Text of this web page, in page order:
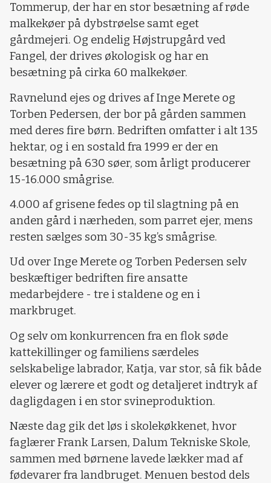
Tommerup, der har en stor besætning af røde
malkekøer på dybstrøelse samt eget
gårdmejeri. Og endelig Højstrupgård ved
Fangel, der drives økologisk og har en
besætning på cirka 60 malkekøer.
Ravnelund ejes og drives af Inge Merete og
Torben Pedersen, der bor på gården sammen
med deres fire børn. Bedriften omfatter i alt 135
hektar, og i en sostald fra 1999 er der en
besætning på 630 søer, som årligt producerer
15-16.000 smågrise.
4.000 af grisene fedes op til slagtning på en
anden gård i nærheden, som parret ejer, mens
resten sælges som 30-35 kg’s smågrise.
Ud over Inge Merete og Torben Pedersen selv
beskæftiger bedriften fire ansatte
medarbejdere - tre i staldene og en i
markbruget.
Og selv om konkurrencen fra en flok søde
kattekillinger og familiens særdeles
selskabelige labrador, Katja, var stor, så fik både
elever og lærere et godt og detaljeret indtryk af
dagligdagen i en stor svineproduktion.
Næste dag gik det løs i skolekøkkenet, hvor
faglærer Frank Larsen, Dalum Tekniske Skole,
sammen med børnene lavede lækker mad af
fødevarer fra landbruget. Menuen bestod dels